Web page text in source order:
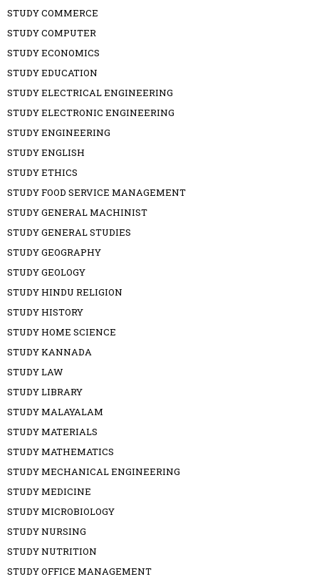
STUDY COMMERCE
STUDY COMPUTER
STUDY ECONOMICS
STUDY EDUCATION
STUDY ELECTRICAL ENGINEERING
STUDY ELECTRONIC ENGINEERING
STUDY ENGINEERING
STUDY ENGLISH
STUDY ETHICS
STUDY FOOD SERVICE MANAGEMENT
STUDY GENERAL MACHINIST
STUDY GENERAL STUDIES
STUDY GEOGRAPHY
STUDY GEOLOGY
STUDY HINDU RELIGION
STUDY HISTORY
STUDY HOME SCIENCE
STUDY KANNADA
STUDY LAW
STUDY LIBRARY
STUDY MALAYALAM
STUDY MATERIALS
STUDY MATHEMATICS
STUDY MECHANICAL ENGINEERING
STUDY MEDICINE
STUDY MICROBIOLOGY
STUDY NURSING
STUDY NUTRITION
STUDY OFFICE MANAGEMENT